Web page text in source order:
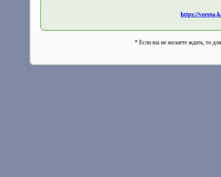
https://vorota-
* Если вы не желаете ждать, то